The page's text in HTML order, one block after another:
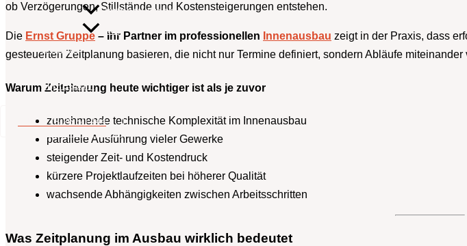
Partner werden
Blog
Kontakt
Impressum
+49 2173 26 50 444
ob Verzögerungen, Stillstände und Kostensteigerungen entstehen.
Die Ernst Gruppe – Ihr Partner im professionellen Innenausbau zeigt in der Praxis, dass
gesteuerten Zeitplanung basieren, die nicht nur Termine definiert, sondern Abläufe
Warum Zeitplanung heute wichtiger ist als je zuvor
zunehmende technische Komplexität im Innenausbau
parallele Ausführung vieler Gewerke
steigender Zeit- und Kostendruck
kürzere Projektlaufzeiten bei höherer Qualität
wachsende Abhängigkeiten zwischen Arbeitsschritten
Was Zeitplanung im Ausbau wirklich bedeutet